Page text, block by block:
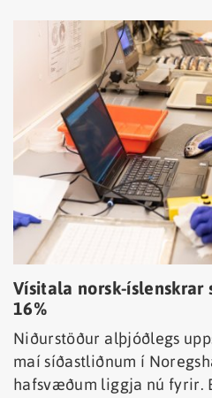
Vísitala norsk-
16%
Niðurstöður alþjóðlegs
maí síðastliðnum í
hafsvæðum liggja nú fyrir.